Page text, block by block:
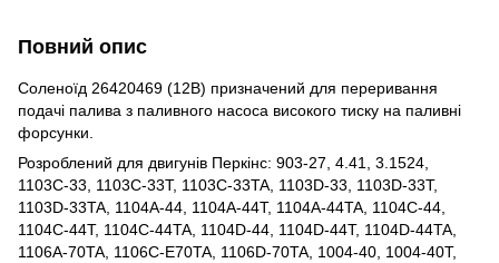
Повний опис
Соленоїд 26420469 (12В) призначений для переривання
подачі палива з паливного насоса високого тиску на паливні
форсунки.
Розроблений для двигунів Перкінс: 903-27, 4.41, 3.1524,
1103C-33, 1103C-33T, 1103C-33TA, 1103D-33, 1103D-33T,
1103D-33TA, 1104A-44, 1104A-44T, 1104A-44TA, 1104C-44,
1104C-44T, 1104C-44TA, 1104D-44, 1104D-44T, 1104D-44TA,
1106A-70TA, 1106C-E70TA, 1106D-70TA, 1004-40, 1004-40T,